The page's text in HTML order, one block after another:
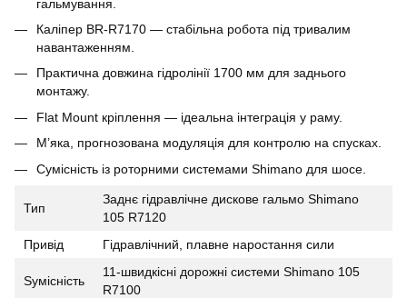
гальмування.
Каліпер BR-R7170 — стабільна робота під тривалим
навантаженням.
Практична довжина гідролінії 1700 мм для заднього
монтажу.
Flat Mount кріплення — ідеальна інтеграція у раму.
М’яка, прогнозована модуляція для контролю на спусках.
Сумісність із роторними системами Shimano для шосе.
Тип
Заднє гідравлічне дискове гальмо Shimano
105 R7120
Привід
Гідравлічний, плавне наростання сили
Sумісність
11-швидкісні дорожні системи Shimano 105
R7100